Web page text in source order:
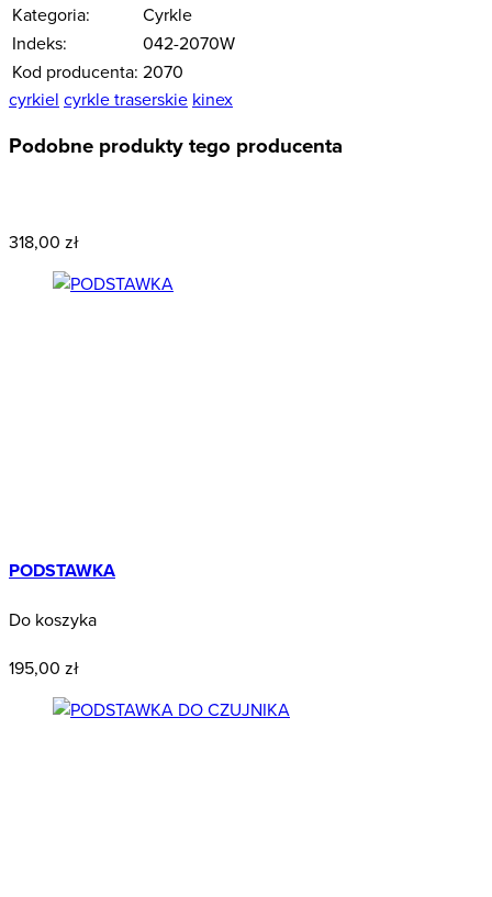
Kategoria:
Cyrkle
Indeks:
042-2070W
Kod producenta: 2070
cyrkiel cyrkle traserskie kinex
Podobne produkty tego producenta
318,00 zł
PODSTAWKA
Do koszyka
195,00 zł